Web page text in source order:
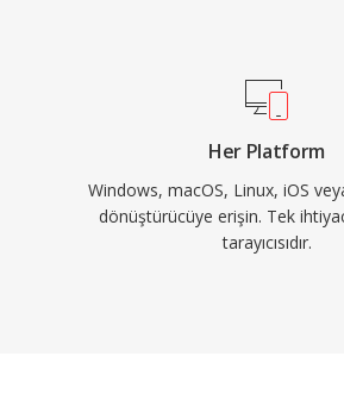
Her Platform
Windows, macOS, Linux, iOS
dönüştürücüye erişin. Tek
tarayıcısıdır.